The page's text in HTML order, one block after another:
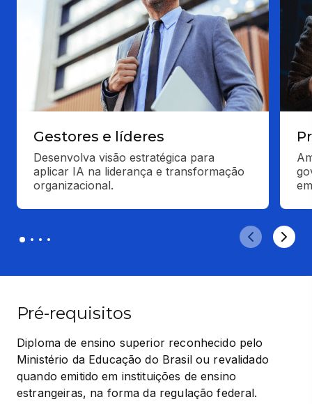
Gestores e líderes
Desenvolva visão estratégica para
aplicar IA na liderança e transformação
organizacional.
Pré-requisitos
Diploma de ensino superior reconhecido pelo
Ministério da Educação do Brasil ou revalidado
quando emitido em instituições de ensino
estrangeiras, na forma da regulação federal.